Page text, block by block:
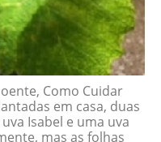
Como Cuidar
em casa, duas
Isabel e uma uva
mas as folhas